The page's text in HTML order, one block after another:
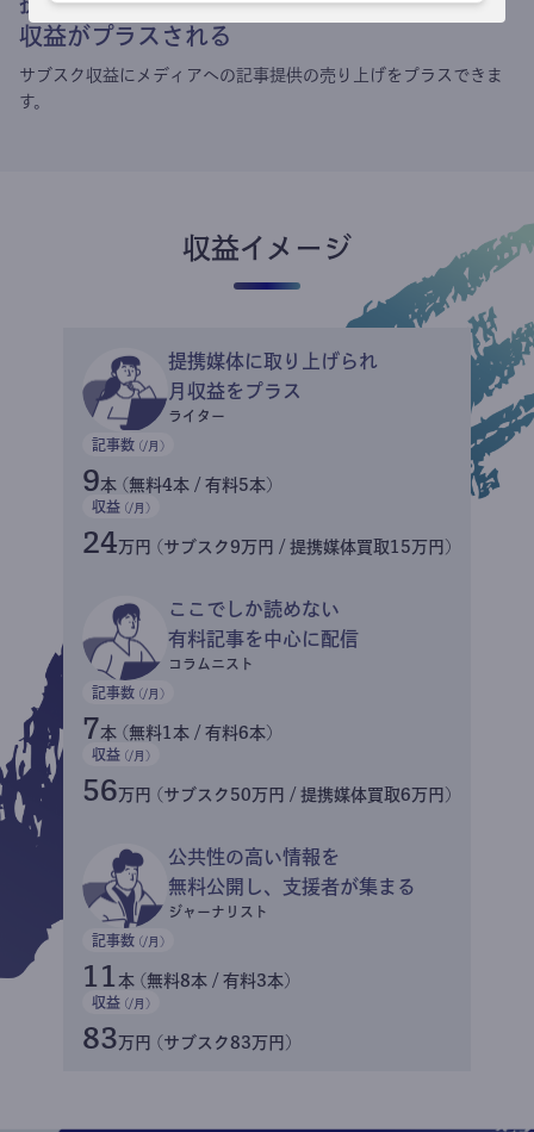
収益がプラスされる
サブスク収益にメディアへの記事提供の売り上げをプラスできま
す。
収益イメージ
提携媒体に取り上げられ
月収益をプラス
ライター
記事数 (/月)
9本 (無料4本 / 有料5本)
収益 (/月)
24万円 (サブスク9万円 / 提携媒体買取15万円)
ここでしか読めない
有料記事を中心に配信
コラムニスト
記事数 (/月)
7本 (無料1本 / 有料6本)
収益 (/月)
56万円 (サブスク50万円 / 提携媒体買取6万円)
公共性の高い情報を
無料公開し、支援者が集まる
ジャーナリスト
記事数 (/月)
11 本 (無料8本 / 有料3本)
収益 (/月)
83万円 (サブスク83万円)